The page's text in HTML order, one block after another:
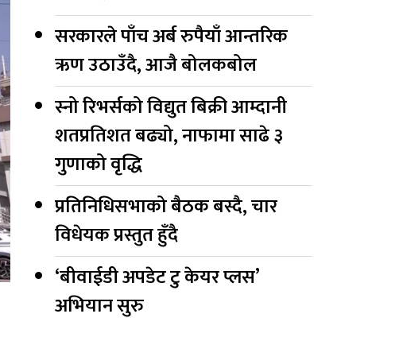
सरकारले पाँच अर्ब रुपैयाँ आन्तरिक
ऋण उठाउँदै, आजै बोलकबोल
स्नो रिभर्सको विद्युत बिक्री आम्दानी
शतप्रतिशत बढ्यो, नाफामा साढे ३
गुणाको वृद्धि
प्रतिनिधिसभाको बैठक बस्दै, चार
विधेयक प्रस्तुत हुँदै
‘बीवाईडी अपडेट टु केयर प्लस’
अभियान सुरु